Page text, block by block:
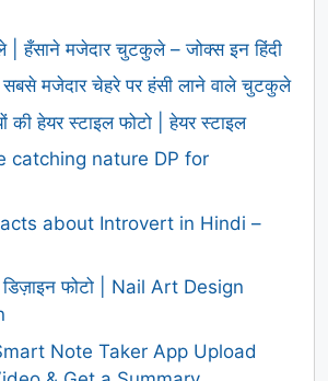
हँसाने मजेदार चुटकुले – जोक्स इन हिंदी
मजेदार चेहरे पर हंसी लाने वाले चुटकुले
हेयर स्टाइल फोटो | हेयर स्टाइल
catching nature DP for
about Introvert in Hindi –
फोटो | Nail Art Design
Note Taker App Upload